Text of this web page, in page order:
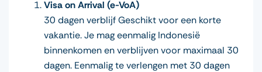
Visa on Arrival (e-VoA)
30 dagen verblijf Geschikt voor een korte
vakantie. Je mag eenmalig Indonesië
binnenkomen en verblijven voor maximaal 30
dagen. Eenmalig te verlengen met 30 dagen